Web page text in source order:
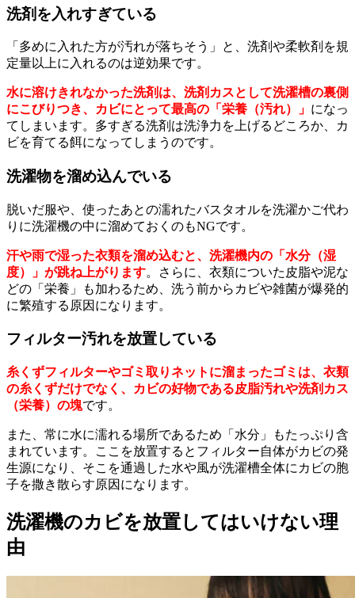
洗剤を入れすぎている
「多めに入れた方が汚れが落ちそう」と、洗剤や柔軟剤を規
定量以上に入れるのは逆効果です。
水に溶けきれなかった洗剤は、洗剤カスとして洗濯槽の裏側
にこびりつき、カビにとって最高の「栄養（汚れ）」 になっ
てしまいます。多すぎる洗剤は洗浄力を上げるどころか、カ
ビを育てる餌になってしまうのです。
洗濯物を溜め込んでいる
脱いだ服や、使ったあとの濡れたバスタオルを洗濯かご代わ
りに洗濯機の中に溜めておくのもNGです。
汗や雨で湿った衣類を溜め込むと、洗濯機内の「水分（湿
度）」が跳ね上がります。さらに、衣類についた皮脂や泥な
どの「栄養」も加わるため、洗う前からカビや雑菌が爆発的
に繁殖する原因になります。
フィルター汚れを放置している
糸くずフィルターやゴミ取りネットに溜まったゴミは、衣類
の糸くずだけでなく、カビの好物である皮脂汚れや洗剤カス
（栄養）の塊です。
また、常に水に濡れる場所であるため「水分」もたっぷり含
まれています。ここを放置するとフィルター自体がカビの発
生源になり、そこを通過した水や風が洗濯槽全体にカビの胞
子を撒き散らす原因になります。
洗濯機のカビを放置してはいけない理
由